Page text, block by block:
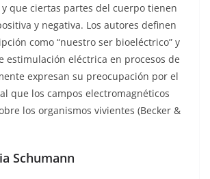
que ciertas partes del cuerpo tienen
y negativa. Los autores definen
como “nuestro ser bioeléctrico” y
estimulación eléctrica en procesos de
expresan su preocupación por el
que los campos electromagnéticos
los organismos vivientes (Becker &
Schumann